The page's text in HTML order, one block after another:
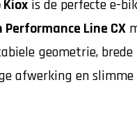
Kiox is de perfecte e-
Performance Line CX
geometrie,
afwerking en